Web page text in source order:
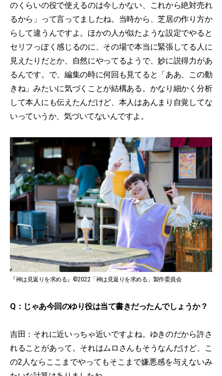
のくらいの役で使えるのは今しかない、これから絶対売れ
るから」って言ってましたね。当時から、芝居の作り方か
らして違うんですよ。ほかの人が似たような設定でやると
セリフっぽく感じるのに、その場で本当に緊張してる人に
見えたりだとか、自然にやってるようで、妙に説得力があ
るんです。で、編集の時に何回も見てると「ああ、この動
きね」みたいに気づくことが結構ある。かなり細かく分析
して本人にも伝えたんだけど、本人はあんまり自覚してな
いっていうか、気づいてないんですよ。
『神は見返りを求める』©2022「神は見返りを求める」製作委員会
Q：じゃあ今回のゆり役は当て書きだったんでしょうか？
吉田：それに近いっちゃ近いですよね。ゆきのだから許さ
れることがあって。それはムロさんもそうなんだけど、こ
の2人ならここまでやってもそこまで嫌悪感を与えないみ